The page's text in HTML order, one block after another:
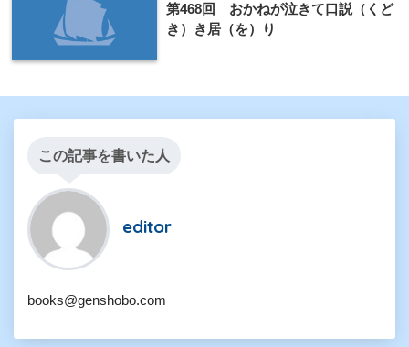
第468回 おかねが泣きて口説（くど
き）き居（を）り
この記事を書いた人
editor
books@genshobo.com